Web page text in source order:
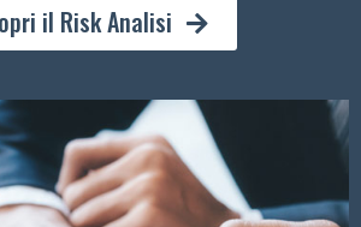
il Risk Analisi